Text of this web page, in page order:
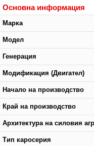
Основна информация
Марка
Модел
Генерация
Модификация (Двигател)
Начало на производство
Край на производство
Архитектура на силовия
Тип каросерия